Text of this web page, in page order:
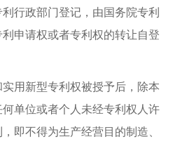
行政部门登记，由国务院专利
申请权或者专利权的转让自登
新型专利权被授予后，除本
单位或者个人未经专利权人许
即不得为生产经营目的制造、